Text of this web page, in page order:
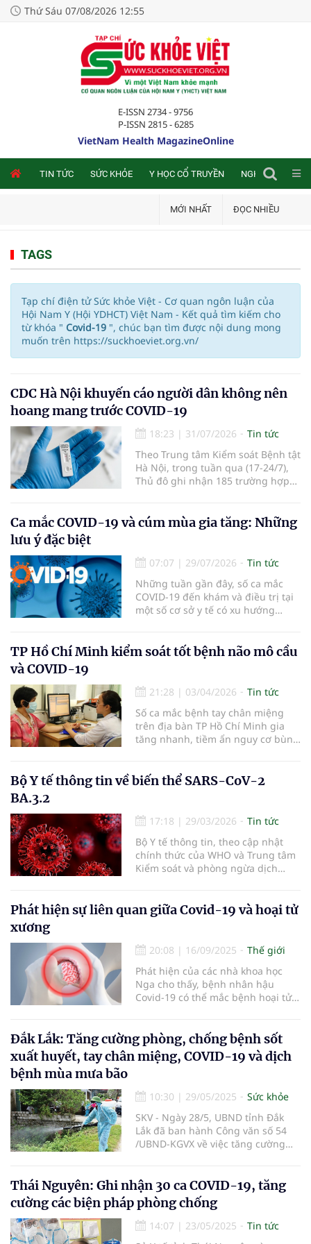
Thứ Sáu 07/08/2026 12:55
E-ISSN 2734 - 9756
P-ISSN 2815 - 6285
VietNam Health MagazineOnline
TIN TỨC SỨC KHỎE Y HỌC CỔ TRUYỀN NGHIÊN CỨU
MỚI NHẤT ĐỌC NHIỀU
TAGS
Tạp chí điện tử Sức khỏe Việt - Cơ quan ngôn luận của
Hội Nam Y (Hội YDHCT) Việt Nam - Kết quả tìm kiếm cho
từ khóa " Covid-19 ", chúc bạn tìm được nội dung mong
muốn trên https://suckhoeviet.org.vn/
CDC Hà Nội khuyến cáo người dân không nên
hoang mang trước COVID-19
18:23 | 31/07/2026
Tin tức
Theo Trung tâm Kiểm soát Bệnh tật
Hà Nội, trong tuần qua (17-24/7),
Thủ đô ghi nhận 185 trường hợp
trường hợp tại 109 phường, xã, 0
ca tử vong. Số ca mắc giảm so với
Ca mắc COVID-19 và cúm mùa gia tăng: Những
lưu ý đặc biệt
07:07 | 29/07/2026
Tin tức
Những tuần gần đây, số ca mắc
COVID-19 đến khám và điều trị tại
một số cơ sở y tế có xu hướng
pháp phòng bệnh để hạn chế
nguy cơ lây lan của các bệnh
như COVID-19
TP Hồ Chí Minh kiểm soát tốt bệnh não mô cầu
và COVID-19
21:28 | 03/04/2026
Tin tức
Số ca mắc bệnh tay chân miệng
trên địa bàn TP Hồ Chí Minh gia
tăng nhanh, tiềm ẩn nguy cơ bùng
được kiểm soát.
Bộ Y tế thông tin về biến thể SARS-CoV-2
BA.3.2
17:18 | 29/03/2026
Tin tức
Bộ Y tế thông tin, theo cập nhật
chính thức của WHO và Trung tâm
Kiểm soát và phòng ngừa dịch
nhóm biến thể đang được theo
dõi.
Phát hiện sự liên quan giữa Covid-19 và hoại tử
xương
20:08 | 16/09/2025
Thế giới
Phát hiện của các nhà khoa học
Nga cho thấy, bệnh nhân hậu
Covid-19 có thể mắc bệnh hoại tử
khớp.
Đắk Lắk: Tăng cường phòng, chống bệnh sốt
xuất huyết, tay chân miệng, COVID-19 và dịch
bệnh mùa mưa bão
10:30 | 29/05/2025
Sức khỏe
SKV - Ngày 28/5, UBND tỉnh Đắk
Lắk đã ban hành Công văn số 54
/UBND-KGVX về việc tăng cường
bệnh mùa mưa bão.
Thái Nguyên: Ghi nhận 30 ca COVID-19, tăng
cường các biện pháp phòng chống
14:07 | 23/05/2025
Tin tức